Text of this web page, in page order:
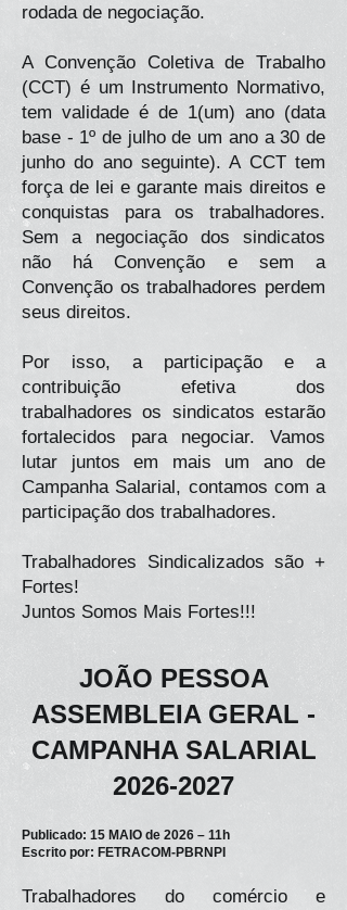
rodada de negociação.
A Convenção Coletiva de Trabalho
(CCT) é um Instrumento Normativo,
tem validade é de 1(um) ano (data
base - 1º de julho de um ano a 30 de
junho do ano seguinte). A CCT tem
força de lei e garante mais direitos e
conquistas para os trabalhadores.
Sem a negociação dos sindicatos
não há Convenção e sem a
Convenção os trabalhadores perdem
seus direitos.
Por isso, a participação e a
contribuição efetiva dos
trabalhadores os sindicatos estarão
fortalecidos para negociar. Vamos
lutar juntos em mais um ano de
Campanha Salarial, contamos com a
participação dos trabalhadores.
Trabalhadores Sindicalizados são +
Fortes!
Juntos Somos Mais Fortes!!!
JOÃO PESSOA
ASSEMBLEIA GERAL -
CAMPANHA SALARIAL
2026-2027
Publicado: 15 MAIO de 2026 – 11h
Escrito por: FETRACOM-PBRNPI
Trabalhadores do comércio e